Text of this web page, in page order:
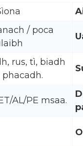
/ poca
rus, tì, biadh
AL/PE msaa.